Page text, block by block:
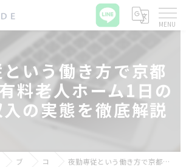
いう働き方で京都
料老人ホーム1日の
の実態を徹底解説
ブログ コラム 夜勤専従という働き方で京都府京都市有料老人ホーム1日の流れと収入の実態を徹底解説